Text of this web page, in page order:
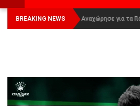
BREAKING NEWS
Οι Πάνθηρες Καβάλας
Basketball League 1
Αναχώρησε για τα
Γυναικών: